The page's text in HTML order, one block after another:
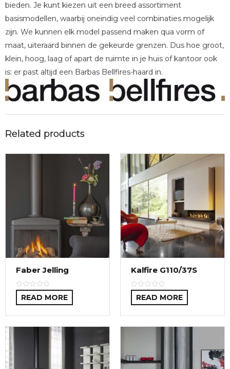
bieden. Je kunt kiezen uit een breed assortiment
basismodellen, waarbij oneindig veel combinaties mogelijk
zijn. We kunnen elk model passend maken qua vorm of
maat, uiteraard binnen de gekeurde grenzen. Dus hoe groot,
klein, hoog, laag of apart de ruimte in je huis of kantoor ook
is: er past altijd een Barbas Bellfires-haard in.
Related products
Faber Jelling
READ MORE
Kalfire G110/37S
READ MORE